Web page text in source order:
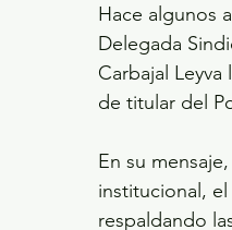
Hace algunos
Delegada
Carbajal
de titular del
En su
institucional,
respaldando